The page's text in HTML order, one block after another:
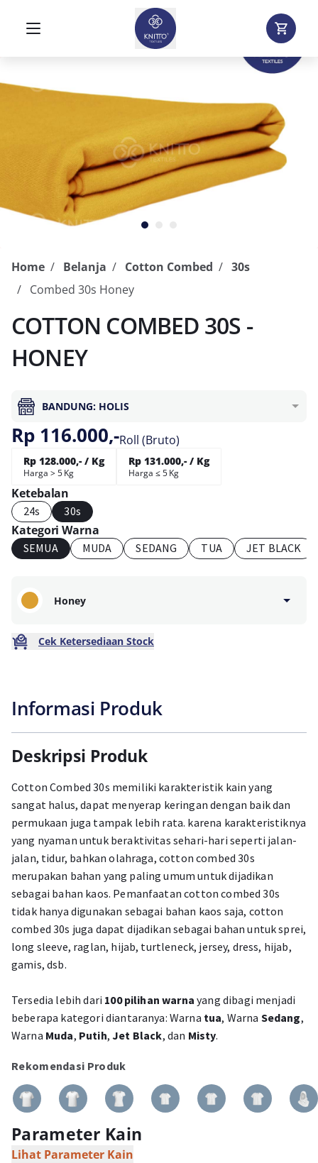
Home Belanja Cotton Combed
30s
Combed 30s Honey
COTTON COMBED 30S -
HONEY
BANDUNG: HOLIS
Rp 116.000,-Roll (Bruto)
Rp 128.000,- / Kg
Harga > 5 Kg
Rp 131.000,- / Kg
Harga ≤ 5 Kg
Ketebalan
24s 30s
Kategori Warna
SEMUA MUDA SEDANG TUA JET BLACK
Honey
Cek Ketersediaan Stock
Informasi Produk
Deskripsi Produk
Cotton Combed 30s memiliki karakteristik kain yang
sangat halus, dapat menyerap keringan dengan baik dan
permukaan juga tampak lebih rata. karena karakteristiknya
yang nyaman untuk beraktivitas sehari-hari seperti jalan-
jalan, tidur, bahkan olahraga, cotton combed 30s
merupakan bahan yang paling umum untuk dijadikan
sebagai bahan kaos. Pemanfaatan cotton combed 30s
tidak hanya digunakan sebagai bahan kaos saja, cotton
combed 30s juga dapat dijadikan sebagai bahan untuk sprei,
long sleeve, raglan, hijab, turtleneck, jersey, dress, hijab,
gamis, dsb.
Tersedia lebih dari 100 pilihan warna yang dibagi menjadi
beberapa kategori diantaranya: Warna tua, Warna Sedang,
Warna Muda, Putih,Jet Black, dan Misty.
Rekomendasi Produk
Parameter Kain
Lihat Parameter Kain